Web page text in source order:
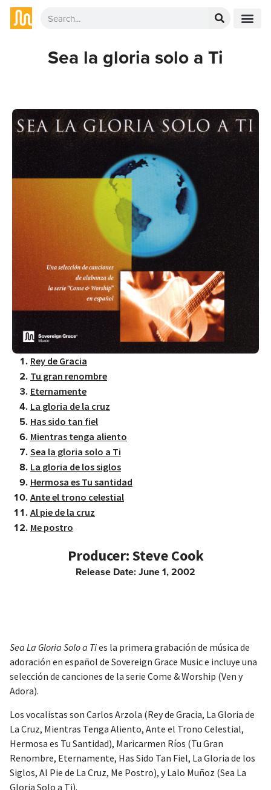
Sea la gloria solo a Ti
Rey de Gracia
Tu gran renombre
Eternamente
La gloria de la cruz
Has sido tan fiel
Mientras tenga aliento
Sea la gloria solo a Ti
La gloria de los siglos
Hermosa es Tu santidad
Ante el trono celestial
Al pie de la cruz
Me postro
Steve Cook
Release Date:June 1, 2002
Sea La Gloria Solo a Ties la primera grabación de música de
adoración en español de Sovereign Grace Music e incluye una
selección de canciones de la serie Come & Worship (Ven y
Adora).
Los vocalistas son Carlos Arzola (Rey de Gracia, La Gloria de
La Cruz, Mientras Tenga Aliento, Ante el Trono Celestial,
Hermosa es Tu Santidad), Maricarmen Ríos (Tu Gran
Renombre, Eternamente, Has Sido Tan Fiel, La Gloria de los
Siglos, Al Pie de La Cruz, Me Postro), y Lalo Muñoz (Sea La
Gloria Solo a Ti).